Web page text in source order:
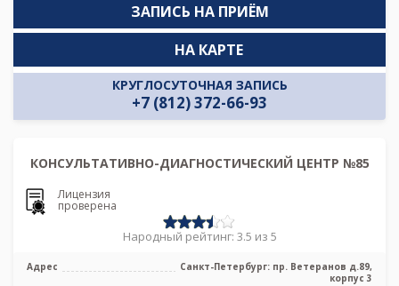
ЗАПИСЬ НА ПРИЁМ
КРУГЛОСУТОЧНАЯ ЗАПИСЬ
+7 (812) 372-66-93
НА КАРТЕ
КОНСУЛЬТАТИВНО-ДИАГНОСТИЧЕСКИЙ ЦЕНТР №85
Лицензия
проверена
Народный рейтинг: 3.5 из 5
Адрес
Санкт-Петербург: пр. Ветеранов д.89,
корпус 3